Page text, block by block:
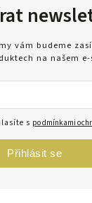
vám budeme
na našem
s podmínkami
Přihlásit se